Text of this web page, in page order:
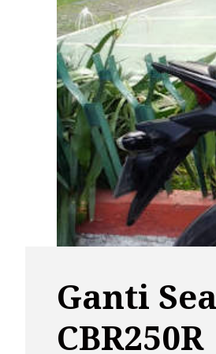
Ganti
CBR250R